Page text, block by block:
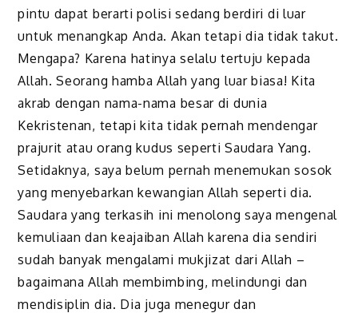
pintu dapat berarti polisi sedang berdiri di luar
untuk menangkap Anda. Akan tetapi dia tidak takut.
Mengapa? Karena hatinya selalu tertuju kepada
Allah. Seorang hamba Allah yang luar biasa! Kita
akrab dengan nama-nama besar di dunia
Kekristenan, tetapi kita tidak pernah mendengar
prajurit atau orang kudus seperti Saudara Yang.
Setidaknya, saya belum pernah menemukan sosok
yang menyebarkan kewangian Allah seperti dia.
Saudara yang terkasih ini menolong saya mengenal
kemuliaan dan keajaiban Allah karena dia sendiri
sudah banyak mengalami mukjizat dari Allah –
bagaimana Allah membimbing, melindungi dan
mendisiplin dia. Dia juga menegur dan